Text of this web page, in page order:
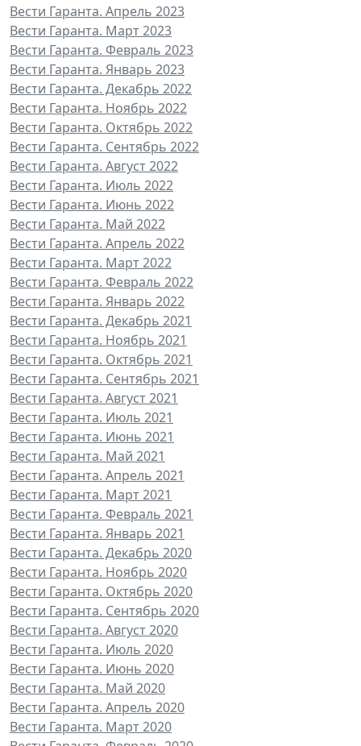
Вести Гаранта. Апрель 2023
Вести Гаранта. Март 2023
Вести Гаранта. Февраль 2023
Вести Гаранта. Январь 2023
Вести Гаранта. Декабрь 2022
Вести Гаранта. Ноябрь 2022
Вести Гаранта. Октябрь 2022
Вести Гаранта. Сентябрь 2022
Вести Гаранта. Август 2022
Вести Гаранта. Июль 2022
Вести Гаранта. Июнь 2022
Вести Гаранта. Май 2022
Вести Гаранта. Апрель 2022
Вести Гаранта. Март 2022
Вести Гаранта. Февраль 2022
Вести Гаранта. Январь 2022
Вести Гаранта. Декабрь 2021
Вести Гаранта. Ноябрь 2021
Вести Гаранта. Октябрь 2021
Вести Гаранта. Сентябрь 2021
Вести Гаранта. Август 2021
Вести Гаранта. Июль 2021
Вести Гаранта. Июнь 2021
Вести Гаранта. Май 2021
Вести Гаранта. Апрель 2021
Вести Гаранта. Март 2021
Вести Гаранта. Февраль 2021
Вести Гаранта. Январь 2021
Вести Гаранта. Декабрь 2020
Вести Гаранта. Ноябрь 2020
Вести Гаранта. Октябрь 2020
Вести Гаранта. Сентябрь 2020
Вести Гаранта. Август 2020
Вести Гаранта. Июль 2020
Вести Гаранта. Июнь 2020
Вести Гаранта. Май 2020
Вести Гаранта. Апрель 2020
Вести Гаранта. Март 2020